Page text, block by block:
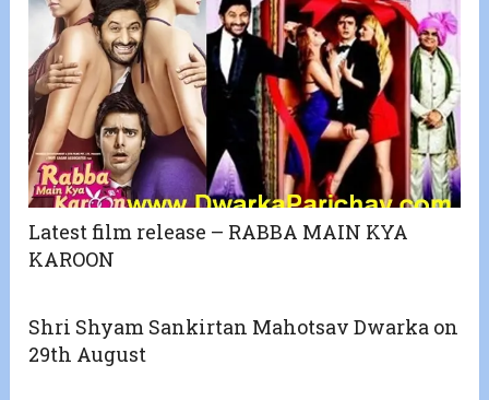
Latest film release – RABBA MAIN KYA
KAROON
Shri Shyam Sankirtan Mahotsav Dwarka on
29th August